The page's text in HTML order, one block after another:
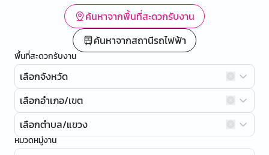
ค้นหาจากพื้นที่สะดวกรับงาน
ค้นหาจากสถานีรถไฟฟ้า
พื้นที่สะดวกรับงาน
เลือกจังหวัด
เลือกอำเภอ/เขต
เลือกตำบล/แขวง
หมวดหมู่งาน